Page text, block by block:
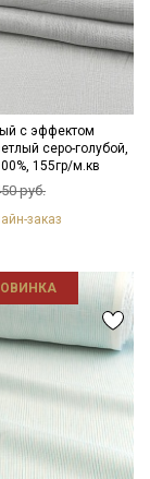
с эффектом
серо-голубой,
155гр/м.кв
руб.
заказ